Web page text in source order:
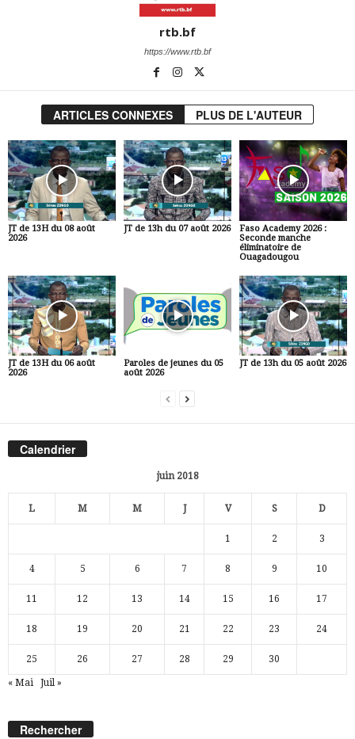
rtb.bf
https://www.rtb.bf
ARTICLES CONNEXES PLUS DE L'AUTEUR
JT de 13H du 08 août
2026
JT de 13h du 07 août 2026
Faso Academy 2026 :
Seconde manche
éliminatoire de
Ouagadougou
JT de 13H du 06 août
2026
Paroles de jeunes du 05
août 2026
JT de 13h du 05 août 2026
Calendrier
juin 2018
L M M J V S D
1 2 3
4 5 6 7 8 9 10
11 12 13 14 15 16 17
18 19 20 21 22 23 24
25 26 27 28 29 30
« Mai Juil »
Rechercher